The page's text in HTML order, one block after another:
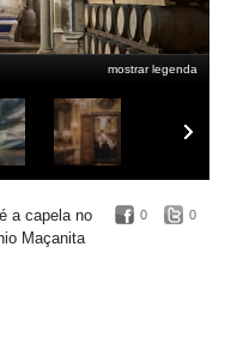
mostrar legenda
0 0
a capela no
Maçanita